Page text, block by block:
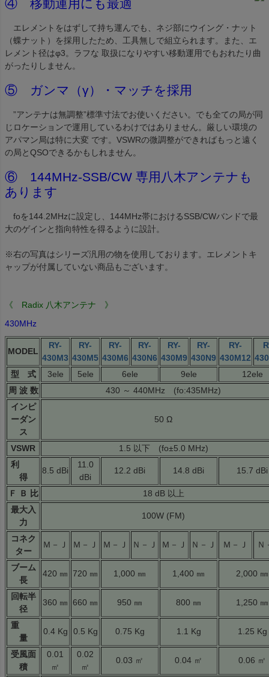
④ 移動運用にも最適
エレメントをはずして持ち運んでも、ネジ部にウイング・ナット
（蝶ナット）を採用したため、工具無しで組立られます。また、エ
レメント径はφ3。ラフな 取扱になりやすい移動運用でもおれたり曲
がったりしません。
⑤ ガンマ（γ）・マッチを採用
”アンテナは無調整”標準寸法でお使いください。でも全ての局が同
じロケーションで運用しているわけではありません。厳しい環境の
アパマン局は特に大変 です。VSWRの微調整ができればもっと遠く
の局とQSOできるかもしれません。
⑥ 144MHz-SSB/CW 専用八木アンテナも
あります
foを144.2MHzに設定し、144MHz帯におけるSSB/CWバンドで最
大のゲインと指向特性を得るように設計。
※右の写真はシリーズ汎用の物を使用しております。エレメントキ
ャップが付属していない商品もございます。
《 Radix 八木アンテナ 》
430MHz
MODEL
RY-
430M3
RY-
430M5
RY-
430M6
RY-
430N6
RY-
430M9
RY-
430N9
RY-
430M12
型 式
3ele 5ele 6ele 9ele
12ele
周 波 数
430 ～ 440MHz (fo:435MHz)
インピ
ーダン
ス
50 Ω
VSWR
1.5 以下 (fo±5.0 MHz)
利
得
8.5 dBi
11.0
dBi
12.2 dBi 14.8 dBi 15.7 dBi
Ｆ Ｂ 比
18 dB 以上
最大入
力
100W (FM)
コネク
ター
Ｍ－Ｊ Ｍ－Ｊ Ｍ－Ｊ Ｎ－Ｊ Ｍ－Ｊ Ｎ－Ｊ Ｍ－Ｊ Ｎ
ブーム
長
420 ㎜ 720 ㎜ 1,000 ㎜ 1,400 ㎜ 2,000 ㎜
回転半
径
360 ㎜ 660 ㎜ 950 ㎜ 800 ㎜ 1,250 ㎜
重
量
0.4 Kg 0.5 Kg 0.75 Kg 1.1 Kg 1.25 Kg
受風面
積
0.01
㎡
0.02
㎡
0.03 ㎡ 0.04 ㎡ 0.06 ㎡